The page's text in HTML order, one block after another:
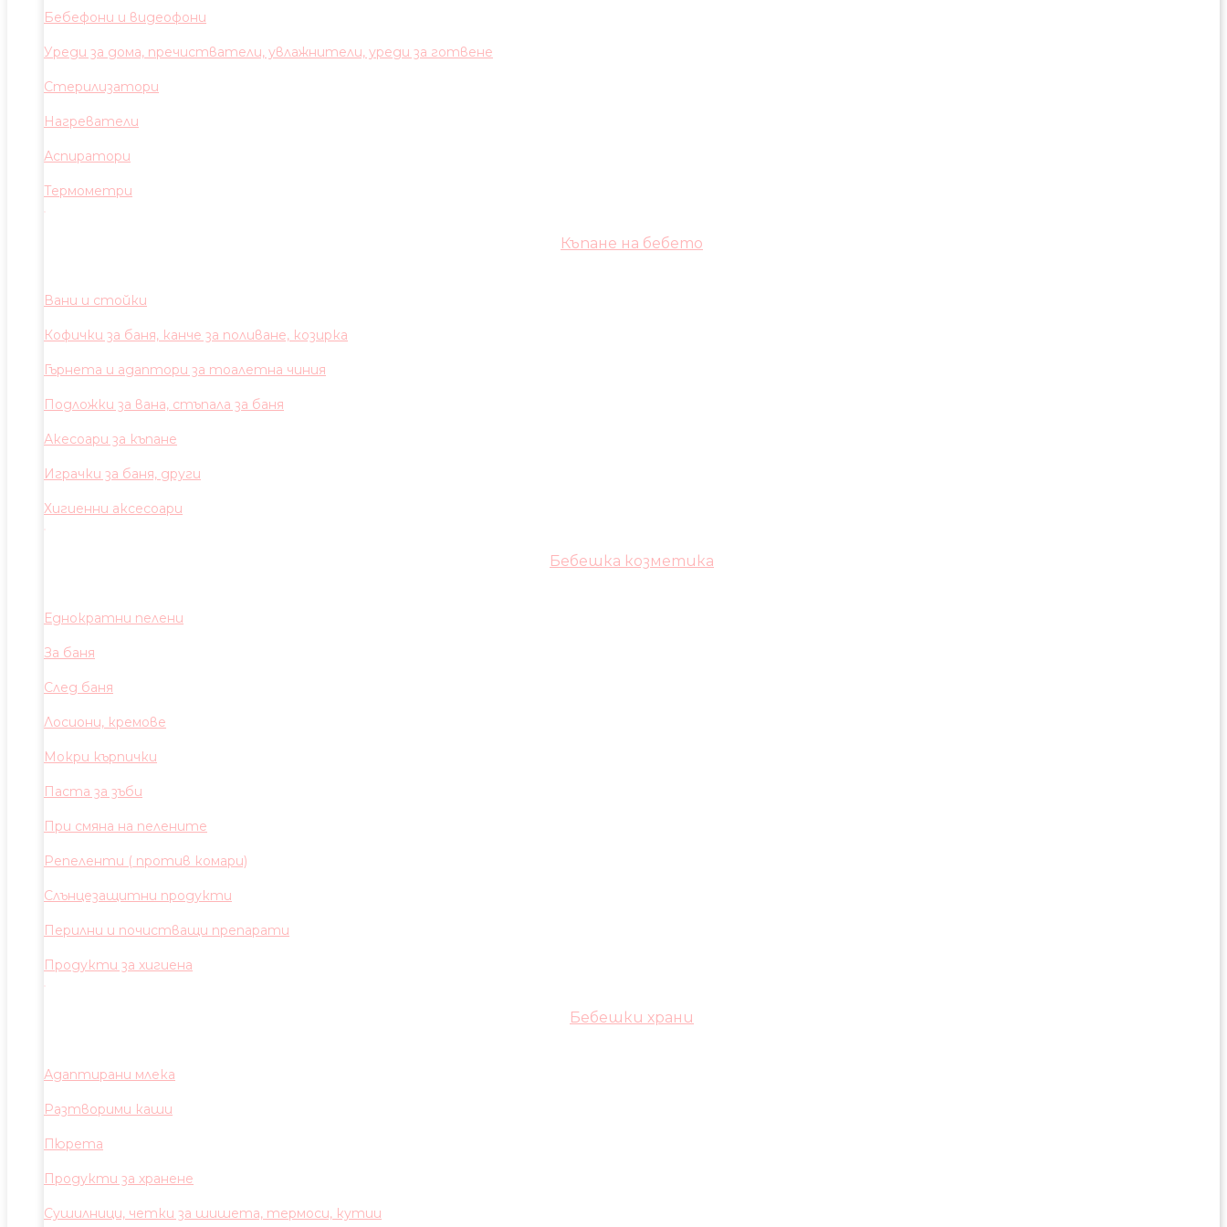
Бебефони и видеофони
Уреди за дома, пречистватели, увлажнители, уреди за готвене
Стерилизатори
Нагреватели
Аспиратори
Термометри
Къпане на бебето
Вани и стойки
Кофички за баня, канче за поливане, козирка
Гърнета и адаптори за тоалетна чиния
Подложки за вана, стъпала за баня
Акесоари за къпане
Играчки за баня, други
Хигиенни аксесоари
Бебешка козметика
Еднократни пелени
За баня
След баня
Лосиони, кремове
Мокри кърпички
Паста за зъби
При смяна на пелените
Репеленти ( против комари)
Слънцезащитни продукти
Перилни и почистващи препарати
Продукти за хигиена
Бебешки храни
Адаптирани млека
Разтворими каши
Пюрета
Продукти за хранене
Сушилници, четки за шишета, термоси, кутии